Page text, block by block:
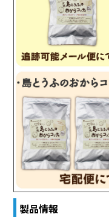
製品情報